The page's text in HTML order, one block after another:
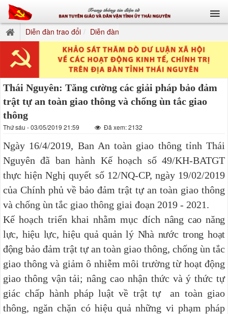
Diễn đàn trao đổi Diễn đàn
Thái Nguyên: Tăng cường các giải pháp bảo đảm
trật tự an toàn giao thông và chống ùn tắc giao
thông
Thứ sáu - 03/05/2019 21:59 Đã xem: 2132
Ngày 16/4/2019, Ban An toàn giao thông tỉnh Thái
Nguyên đã ban hành Kế hoạch số 49/KH-BATGT
thực hiện Nghị quyết số 12/NQ-CP, ngày 19/02/2019
của Chính phủ về bảo đảm trật tự an toàn giao thông
và chống ùn tắc giao thông giai đoạn 2019 - 2021.
Kế hoạch triển khai nhằm mục đích nâng cao năng
lực, hiệu lực, hiệu quả quản lý Nhà nước trong hoạt
động bảo đảm trật tự an toàn giao thông, chống ùn tắc
giao thông và giảm ô nhiễm môi trường từ hoạt động
giao thông vận tải; nâng cao nhận thức và ý thức tự
giác chấp hành pháp luật về trật tự an toàn giao
thông, ngăn chặn có hiệu quả những vi phạm pháp